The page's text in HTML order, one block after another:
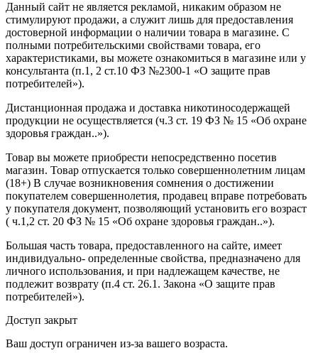
Данный сайт не является рекламой, никаким образом не
стимулируют продажи, а служит лишь для предоставления
достоверной информации о наличии товара в магазине. С
полными потребительскими свойствами товара, его
характеристиками, вы можете ознакомиться в магазине или у
консультанта (п.1, 2 ст.10 ФЗ №2300-1 «О защите прав
потребителей»).
Дистанционная продажа и доставка никотиносодержащей
продукции не осуществляется (ч.3 ст. 19 ФЗ № 15 «Об охране
здоровья граждан..»).
Товар вы можете приобрести непосредственно посетив
магазин. Товар отпускается только совершеннолетним лицам
(18+) В случае возникновения сомнения о достижении
покупателем совершеннолетия, продавец вправе потребовать
у покупателя документ, позволяющий установить его возраст
( ч.1,2 ст. 20 ФЗ № 15 «Об охране здоровья граждан..»).
Большая часть товара, предоставленного на сайте, имеет
индивидуально- определенные свойства, предназначено для
личного использования, и при надлежащем качестве, не
подлежит возврату (п.4 ст. 26.1. Закона «О защите прав
потребителей»).
Доступ закрыт
Ваш доступ ограничен из-за вашего возраста.